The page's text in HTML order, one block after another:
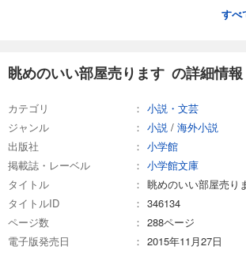
すべ
眺めのいい部屋売ります の詳細情報
カテゴリ
小説・文芸
ジャンル
小説 / 海外小説
出版社
小学館
掲載誌・レーベル
小学館文庫
タイトル
眺めのいい部屋売り
タイトルID
346134
ページ数
288ページ
電子版発売日
2015年11月27日